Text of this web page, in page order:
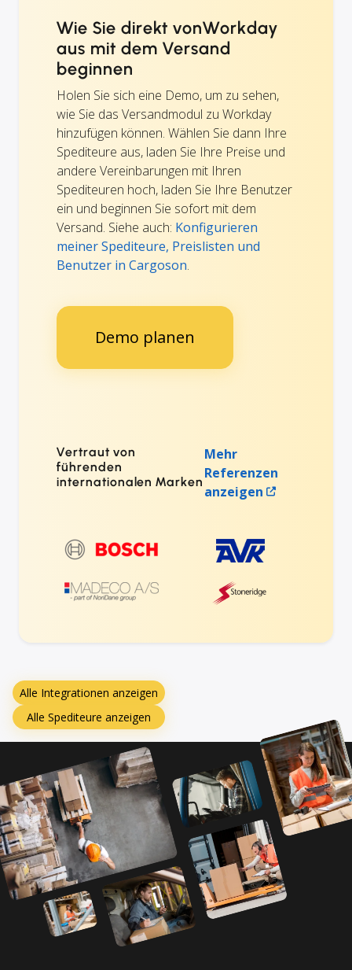
Wie Sie direkt vonWorkday
aus mit dem Versand
beginnen
Holen Sie sich eine Demo, um zu sehen,
wie Sie das Versandmodul zu Workday
hinzufügen können. Wählen Sie dann Ihre
Spediteure aus, laden Sie Ihre Preise und
andere Vereinbarungen mit Ihren
Spediteuren hoch, laden Sie Ihre Benutzer
ein und beginnen Sie sofort mit dem
Versand. Siehe auch: Konfigurieren
meiner Spediteure, Preislisten und
Benutzer in Cargoson.
Demo planen
Vertraut von
führenden
internationalen Marken
Mehr
Referenzen
anzeigen
Alle Integrationen anzeigen
Alle Spediteure anzeigen